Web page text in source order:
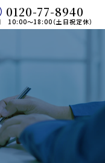
0120-77-8940
10:00～18:00（土日祝定休）